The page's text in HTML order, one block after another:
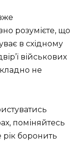
розумієте, що
в східному
військових
не
поміняйтесь
боронить